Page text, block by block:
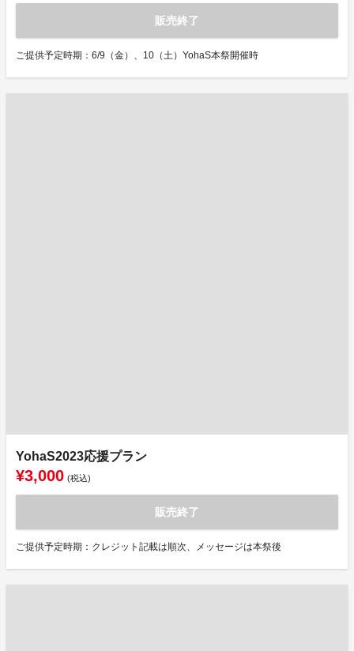
販売終了
ご提供予定時期：6/9（金）、10（土）YohaS本祭開催時
YohaS2023応援プラン
¥3,000 (税込)
販売終了
ご提供予定時期：クレジット記載は順次、メッセージは本祭後